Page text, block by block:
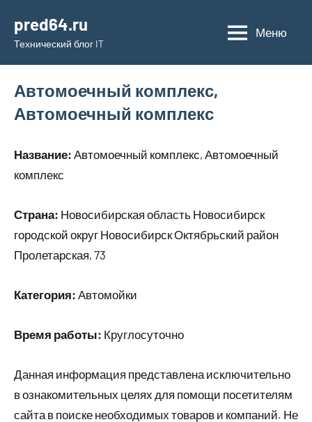
содержимому
pred64.ru
Технический блог IT
Меню
Автомоечный комплекс,
Автомоечный комплекс
Название: Автомоечный комплекс, Автомоечный
комплекс
Страна: Новосибирская область Новосибирск
городской округ Новосибирск Октябрьский район
Пролетарская, 73
Категория: Автомойки
Время работы: Круглосуточно
Данная информация представлена исключительно
в ознакомительных целях для помощи посетителям
сайта в поиске необходимых товаров и компаний. Не